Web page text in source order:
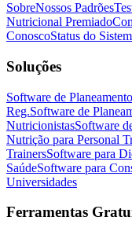
SobreNossos Padrões
Nutricional Premiado
ConoscoStatus do
Soluções
Software de
Reg.Software de
NutricionistasSoftware
Nutrição para Personal
TrainersSoftware para
SaúdeSoftware para
Universidades
Ferramentas